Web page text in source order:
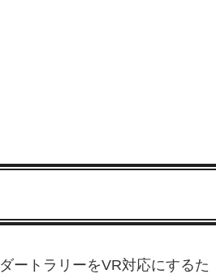
ートラリーをVR対応にするた